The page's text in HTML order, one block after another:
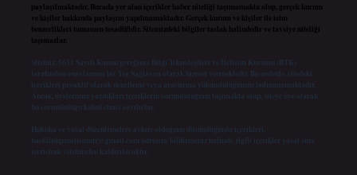
paylaşılmaktadır. Burada yer alan içerikler haber niteliği taşımamakta olup, gerçek kurum
ve kişiler hakkında paylaşım yapılmamaktadır. Gerçek kurum ve kişiler ile isim
benzerlikleri tamamen tesadüfidir. Sitemizdeki bilgiler taslak halindedir ve tavsiye niteliği
taşımazlar.
Sitemiz, 5651 Sayılı Kanun gereğince Bilgi Teknolojileri ve İletişim Kurumu (BTK)
tarafından onaylanmış bir Yer Sağlayıcı olarak hizmet vermektedir. Bu nedenle, sitedeki
içerikleri proaktif olarak denetleme veya araştırma yükümlülüğümüz bulunmamaktadır.
Ancak, üyelerimiz yazdıkları içeriklerin sorumluluğunu taşımakta olup, siteye üye olarak
bu sorumluluğu kabul etmiş sayılırlar.
Hukuka ve yasal düzenlemelere aykırı olduğunu düşündüğünüz içerikleri,
backlinkpanelicomtr@gmail.com adresine bildirmeniz halinde, ilgili içerikler yasal süre
içerisinde sitemizden kaldırılacaktır.